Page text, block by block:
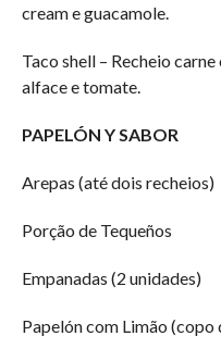
cream e guacamole.
Taco shell – Recheio
alface e tomate.
PAPELÓN Y SABOR
Arepas (até dois recheios)
Porção de Tequeños
Empanadas (2 unidades)
Papelón com Limão (copo